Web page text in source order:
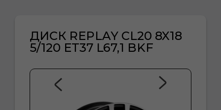
ДИСК REPLAY CL20 8X18
5/120 ET37 L67,1 BKF